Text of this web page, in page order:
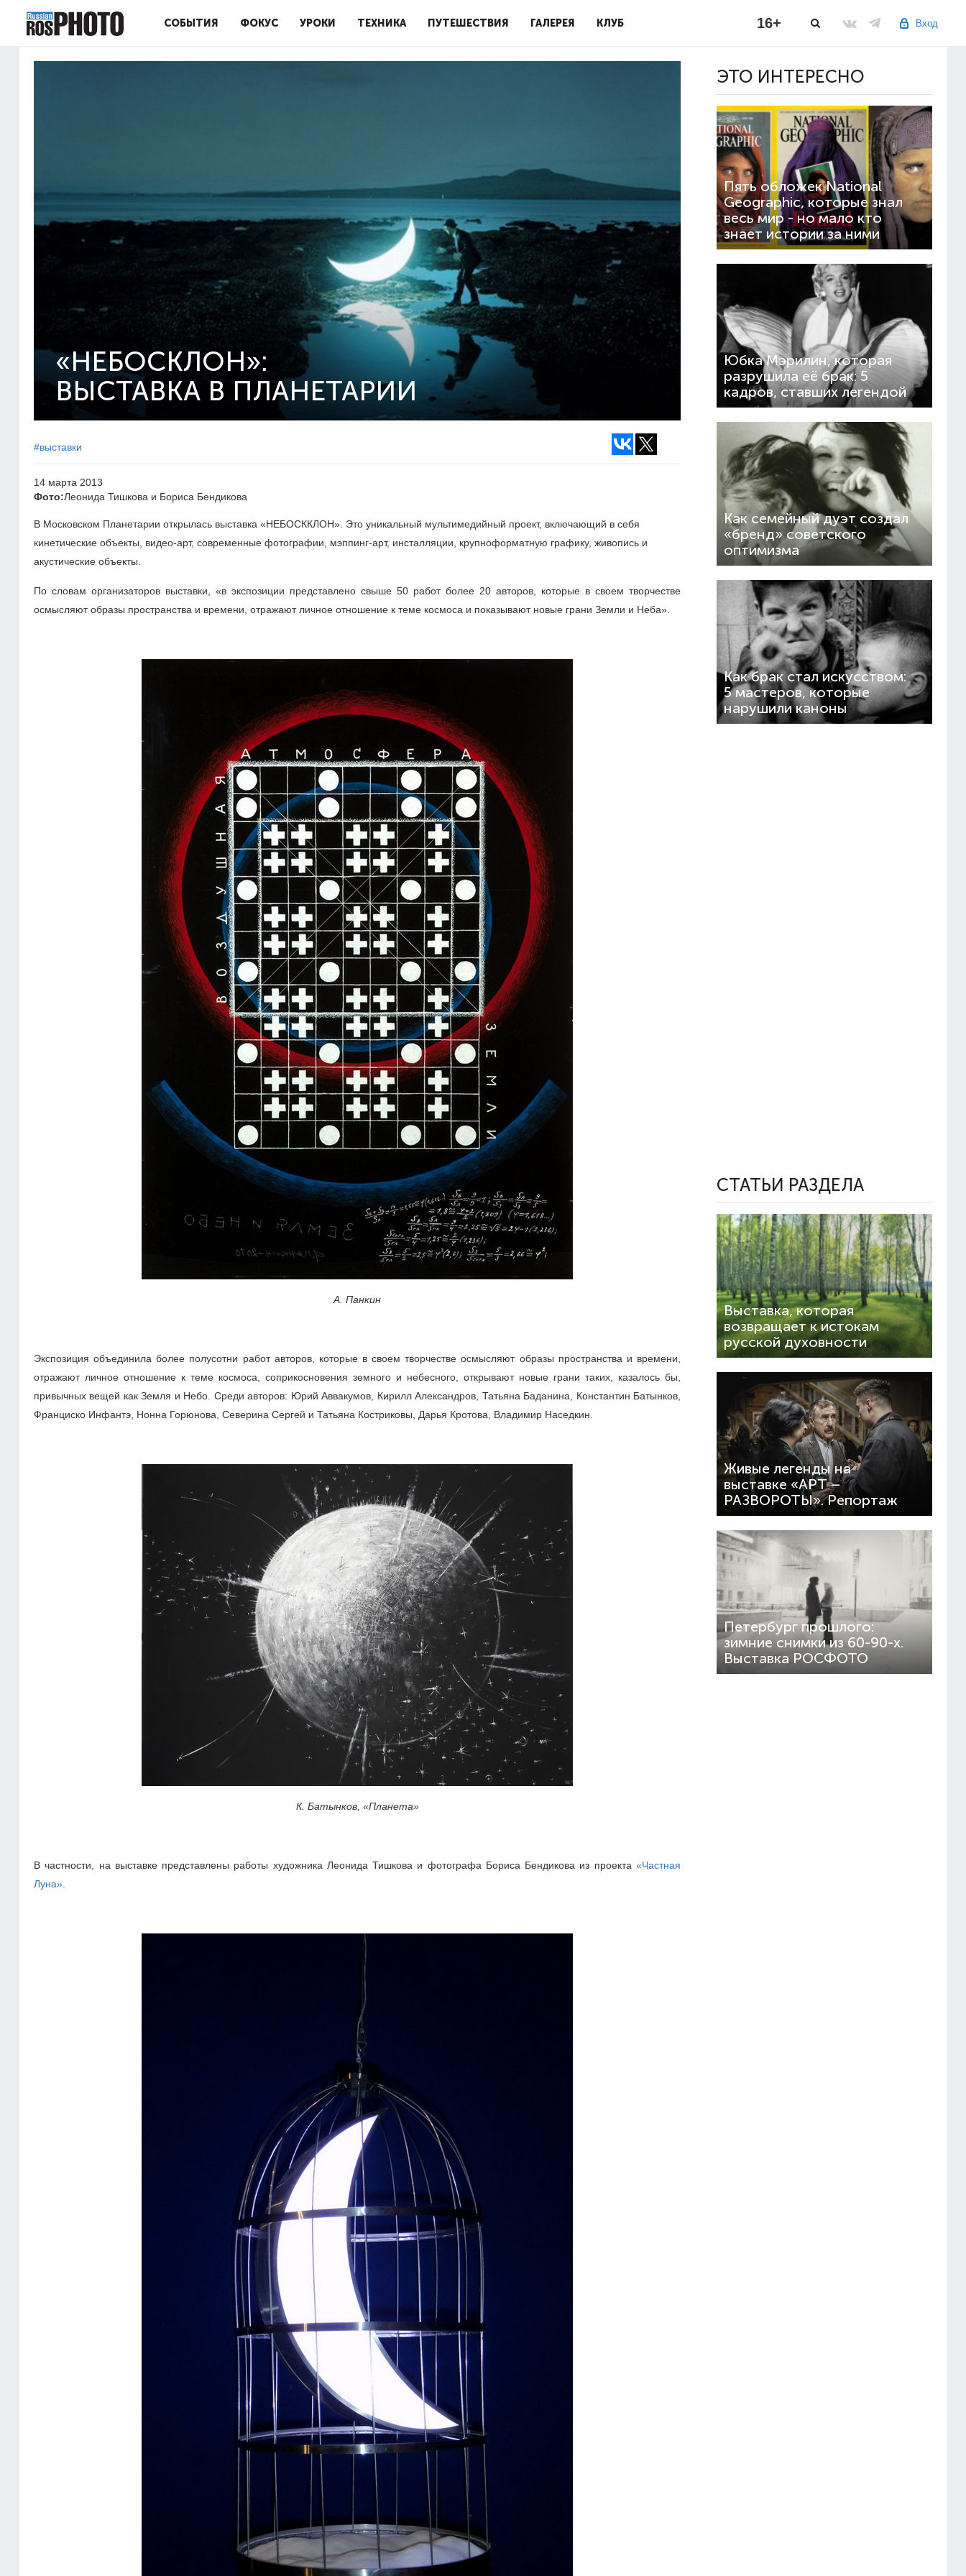
СОБЫТИЯ ФОКУС УРОКИ ТЕХНИКА ПУТЕШЕСТВИЯ ГАЛЕРЕЯ КЛУБ Вход
16+
«НЕБОСКЛОН»:
ВЫСТАВКА В ПЛАНЕТАРИИ
#выставки
14 марта 2013
Фото:Леонида Тишкова и Бориса Бендикова
В Московском Планетарии открылась выставка «НЕБОСККЛОН». Это уникальный мультимедийный проект, включающий в себя
кинетические объекты, видео-арт, современные фотографии, мэппинг-арт, инсталляции, крупноформатную графику, живопись и
акустические объекты.
По словам организаторов выставки, «в экспозиции представлено свыше 50 работ более 20 авторов, которые в своем творчестве
осмысляют образы пространства и времени, отражают личное отношение к теме космоса и показывают новые грани Земли и Неба».
А. Панкин
Экспозиция объединила более полусотни работ авторов, которые в своем творчестве осмысляют образы пространства и времени,
отражают личное отношение к теме космоса, соприкосновения земного и небесного, открывают новые грани таких, казалось бы,
привычных вещей как Земля и Небо. Среди авторов: Юрий Аввакумов, Кирилл Александров, Татьяна Баданина, Константин Батынков,
Франциско Инфантэ, Нонна Горюнова, Северина Сергей и Татьяна Костриковы, Дарья Кротова, Владимир Наседкин.
К. Батынков, «Планета»
В частности, на выставке представлены работы художника Леонида Тишкова и фотографа Бориса Бендикова из проекта «Частная
Луна»
ЭТО ИНТЕРЕСНО
Пять обложек National
Geographic, которые знал
весь мир - но мало кто
знает истории за ними
Юбка Мэрилин, которая
разрушила её брак: 5
кадров, ставших легендой
Как семейный дуэт создал
«бренд» советского
оптимизма
Как брак стал искусством:
5 мастеров, которые
нарушили каноны
СТАТЬИ РАЗДЕЛА
Выставка, которая
возвращает к истокам
русской духовности
Живые легенды на
выставке «АРТ –
РАЗВОРОТЫ». Репортаж
Петербург прошлого:
зимние снимки из 60-90-х.
Выставка РОСФОТО